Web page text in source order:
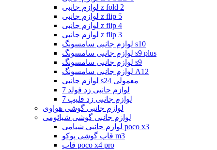
لوازم جانبی z fold 2
لوازم جانبی z flip 5
لوازم جانبی z flip 4
لوازم جانبی z flip 3
لوازم جانبی سامسونگ s10
لوازم جانبی سامسونگ s9 plus
لوازم جانبی سامسونگ s9
لوازم جانبی سامسونگ A12
لوازم جانبی s24 معمولی
لوازم جانبی زد فولد 7
لوازم جانبی زد فلیپ 7
لوازم جانبی گوشی هواوی
لوازم جانبی گوشی شیائومی
لوازم جانبی شیامی poco x3
قاب گوشی پوکو m3
قاب poco x4 pro